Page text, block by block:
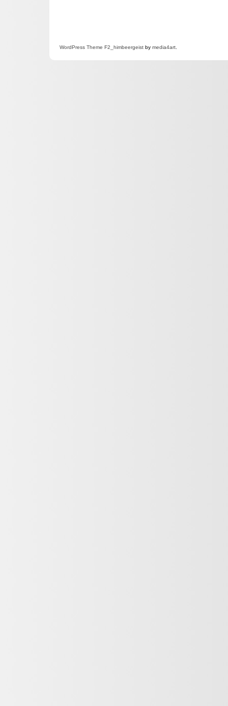
WordPress Theme F2 _himbeergeist by media4art